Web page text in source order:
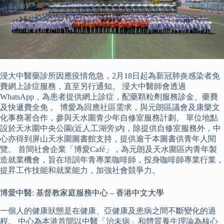
浸大中醫藥診所因應疫情危急，2月18日起為新冠肺炎感染者免
費網上診症服務，直至另行通知。 浸大中醫師會透過
WhatsApp，為患者提供網上診症，配藥顆粒劑服務診金、藥費
及快遞費全免 。 博愛為回應社區需求，與元朗區議會及康樂文
化事務署合作，參與天水圍青少年自修室服務計劃。 單位地點
設於天水圍中央公園(近人工湖旁)內，除提供自修室服務外，中
心亦得到屏山天水圍圖書館支持，提供逾千本圖書供青年人閱
覽。 首間社會企業「博愛Café」，為元朗及天水圍區內青年製
造就業機會，旨在培訓年青專業咖啡師，投身咖啡師專業行業，
提昇工作技能和就業能力，加強社會競爭力。
博愛中醫: 基督教家庭服務中心 – 香港中文大學
一個人的健康狀態是在健康、亞健康及患病之間不斷變化的過
程。 中心為本港首間以中醫「治未病」和體質養生理論為核心